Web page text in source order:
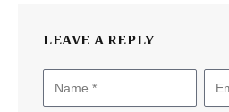
LEAVE A REPLY